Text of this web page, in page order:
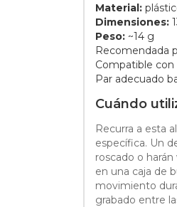
Material:
Dimensiones:
Peso: ~14 g
Recomendada
Compatible con
Par adecuado
Cuándo
Recurra a esta
específica. Un
roscado o
en una caja de
movimiento
grabado entre